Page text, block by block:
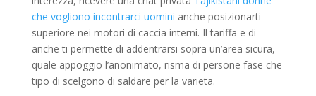
che vogliono incontrarci uomini anche posizionarti
superiore nei motori di caccia interni. Il tariffa e di
anche ti permette di addentrarsi sopra un’area sicura,
quale appoggio l’anonimato, risma di persone fase che
tipo di scelgono di saldare per la varieta.